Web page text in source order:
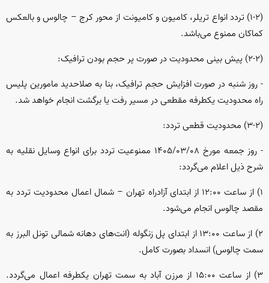
(۱-۲) تردد انواع تریلر، کامیون و کامیونت از محور کرج – چالوس و بالعکس
کماکان ممنوع می‌باشد.
(۲-۲) پیش بینی محدودیت در صورت پر حجم بودن ترافیک:
- روز شنبه در صورت افزایش حجم ترافیک، بنا به صلاحدید مامورین پلیس
راه محدودیت یکطرفه مقطعی در مسیر رفت یا برگشت انجام خواهد شد.
(۳-۲) محدودیت قطعی تردد:
- روز جمعه مورخ ۱۴۰۵/۰۳/۰۸ ممنوعیت تردد برای انواع وسایل نقلیه به
شرح ذیل اعلام می‌گردد:
۱) از ساعت ۱۲:۰۰ از ابتدای آزادراه تهران – شمال اعمال محدودیت تردد به
مقصد چالوس انجام می‌شود.
۲) از ساعت ۱۳:۰۰ از ابتدای پل زنگوله (انت‌های دهانه شمالی تونل البرز به
سمت چالوس) انسداد بصورت کامل.
۳) از ساعت ۱۵:۰۰ از مرزن آباد به سمت تهران یکطرفه اعمال می‌گردد.